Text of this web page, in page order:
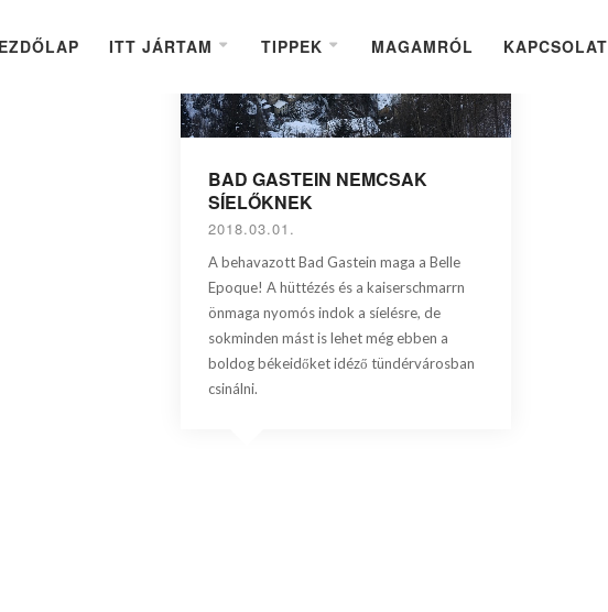
ITT JÁRTAM TIPPEK MAGAMRÓL KAPCSOLAT
BAD GASTEIN NEMCSAK
SÍELŐKNEK
2018.03.01.
A behavazott Bad Gastein maga a Belle
Epoque! A hüttézés és a kaiserschmarrn
önmaga nyomós indok a síelésre, de
sokminden mást is lehet még ebben a
boldog békeidőket idéző tündérvárosban
csinálni.